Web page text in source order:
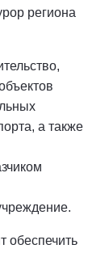
региона
а также
обеспечить